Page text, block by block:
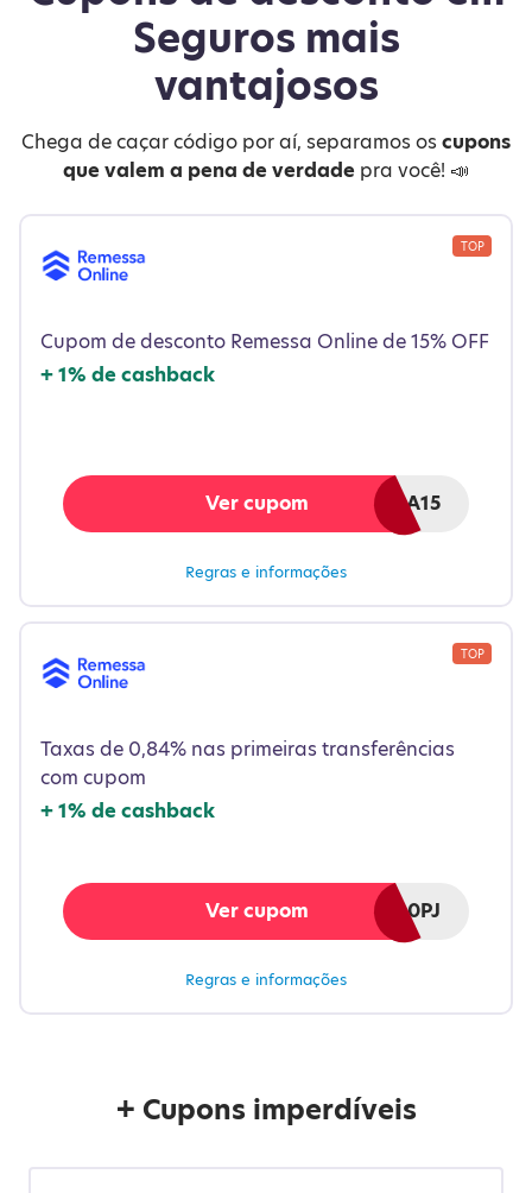
Seguros mais
vantajosos
Chega de caçar código por aí, separamos os cupons
que valem a pena de verdade pra você! 📣
TOP
Cupom de desconto Remessa Online de 15% OFF
+1% de cashback
VEMPRAREMESSA15
Ver cupom
Regras e informações
TOP
Taxas de 0,84% nas primeiras transferências
com cupom
+1% de cashback
MELIUZ10PJ
Ver cupom
Regras e informações
internacionais + 10% OFF do Méliuz. O seu desconto
será aplicado automaticamente no seu painel da
Remessa Online e será válido para todas as suas
operações. Cashback será disponibilizado no Méliuz
+ Cupons imperdíveis